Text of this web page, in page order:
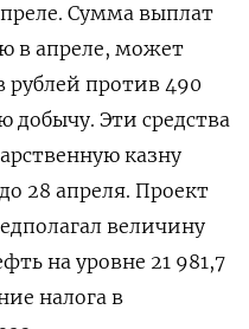
Сумма выплат
в апреле, может
рублей против 490
добычу. Эти средства
казну
28 апреля. Проект
величину
на уровне 21 981,7
налога в